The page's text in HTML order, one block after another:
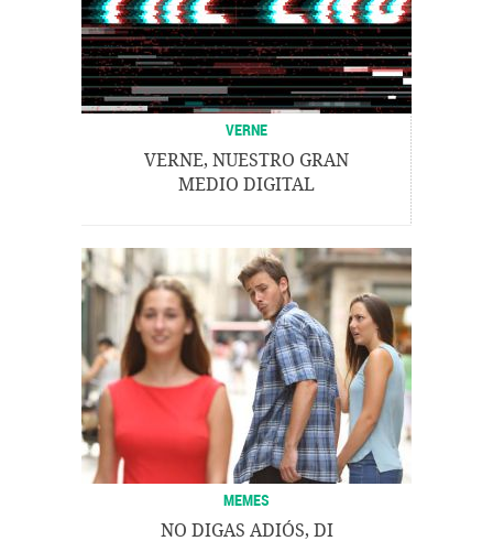
VERNE
VERNE, NUESTRO GRAN
MEDIO DIGITAL
MEMES
NO DIGAS ADIÓS, DI